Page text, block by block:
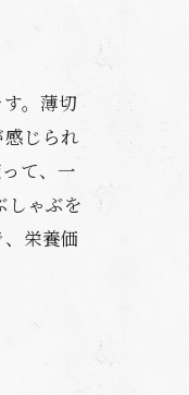
。薄切
じられ
て、一
しゃぶを
栄養価